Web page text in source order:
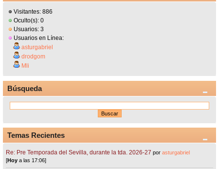
Visitantes: 886
Oculto(s): 0
Usuarios: 3
Usuarios en Línea:
asturgabriel
drodgom
Mli
Búsqueda
Temas Recientes
Re: Pre Temporada del Sevilla, durante la tda. 2026-27 porasturgabriel
[Hoy a las 17:06]